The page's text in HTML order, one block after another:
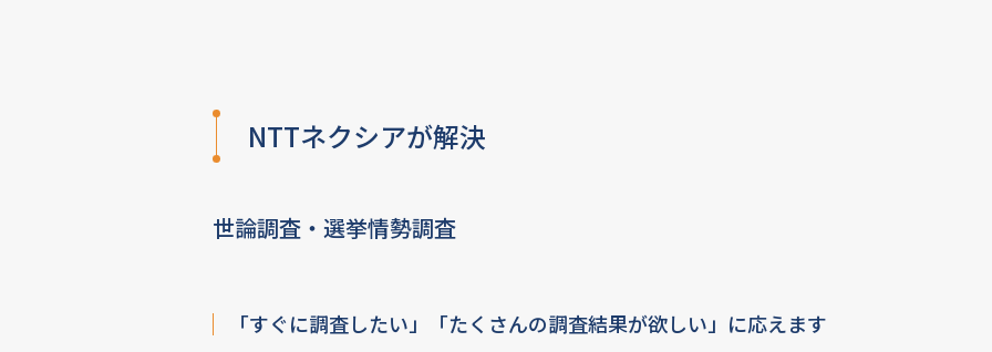
NTTネクシアが解決
世論調査・選挙情勢調査
「すぐに調査したい」「たくさんの調査結果が欲しい」に応えます